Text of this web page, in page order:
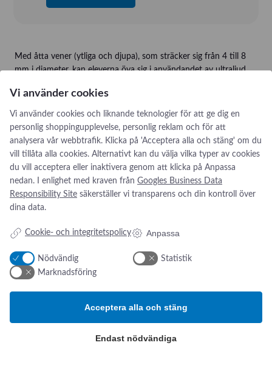
Med åtta vener (ytliga och djupa), som sträcker sig från 4 till 8
mm i diameter, kan eleverna öva sig i användandet av ultraljud
Addresse:
Kikarvägen 14
SE- 647 35 Mariefred, Sverige
Tlf.:+46 (0)31 52 11 40
Nyheter
Kontakt oss
Produktkategorier
Vi använder cookies
Vi använder cookies och liknande teknologier för att ge dig en
personlig shoppingupplevelse, personlig reklam och för att
analysera vår webbtrafik. Klicka på 'Acceptera alla och stäng' om du
vill tillåta alla cookies. Alternativt kan du välja vilka typer av cookies
du vill acceptera eller inaktivera genom att klicka på Anpassa
nedan. I enlighet med kraven från Googles Business Data
Responsibility Site säkerställer vi transparens och din kontroll över
dina data.
Cookie- och integritetspolicy Anpassa
Nödvändig
Statistik
Marknadsföring
Endast nödvändiga
Acceptera alla och stäng